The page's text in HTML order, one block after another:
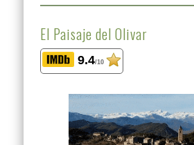
El Paisaje del Olivar
9.4/10